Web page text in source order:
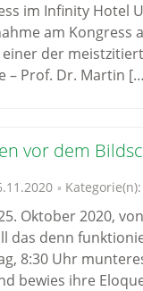
im Infinity Hotel
am
der
– Prof. Dr. Martin
vor dem
Kategorie(n):
Oktober 2020,
das denn
8:30 Uhr
bewies ihre